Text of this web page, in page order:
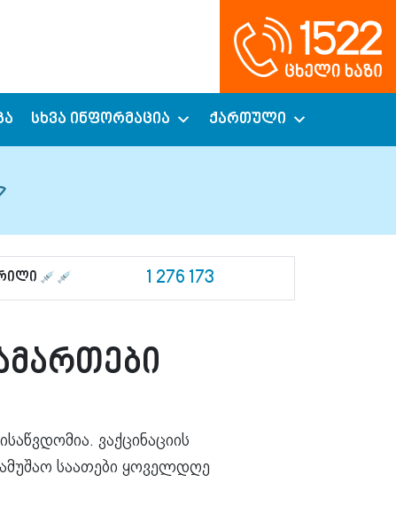
სხვა ინფორმაცია ქართული
1 276 173
ვაქცინაციის
საათები ყოველდღე